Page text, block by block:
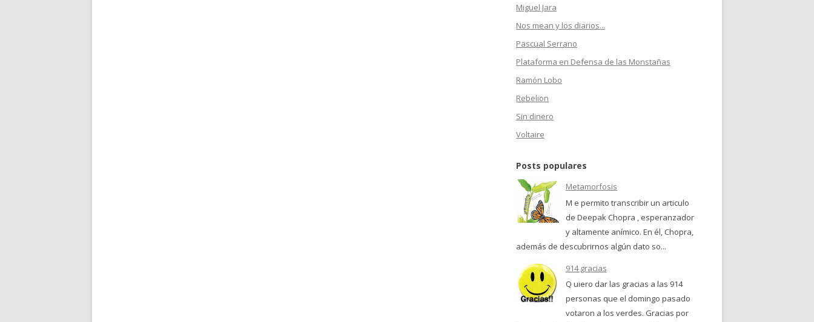
Miguel Jara
Nos mean y los diarios...
Pascual Serrano
Plataforma en Defensa de las Monstañas
Ramón Lobo
Rebelion
Sin dinero
Voltaire
Posts populares
Metamorfosis
M e permito transcribir un articulo
de Deepak Chopra , esperanzador
y altamente anímico. En él, Chopra,
además de descubrirnos algún dato so...
914 gracias
Q uiero dar las gracias a las 914
personas que el domingo pasado
votaron a los verdes. Gracias por